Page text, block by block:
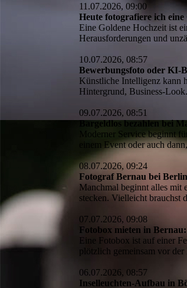
11.07.2026, 09:00
Heute fotografiere ich
Eine Goldene Hochzeit ist
Herausforderungen und
10.07.2026, 08:57
Bewerbungsfoto oder KI-
Künstliche Intelligenz kann
Hintergrund, Business-
09.07.2026, 08:51
Bargeldlos bezahlen bei
Moderner Service beginnt
einem Event oder auch
08.07.2026, 09:24
Fotograf Bernau bei
Manchmal beginnt alles mit
stecken. Vielleicht
07.07.2026, 09:08
Fotobox mieten in
Eine Fotobox ist auf einer
plötzlich gemeinsam vor
06.07.2026, 08:57
Inselleuchten-Aufbau in